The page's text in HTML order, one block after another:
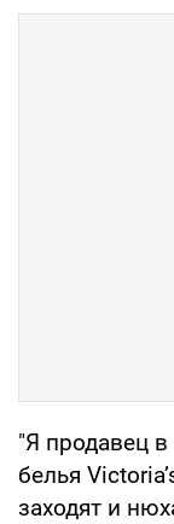
"Я продавец
белья
заходят и